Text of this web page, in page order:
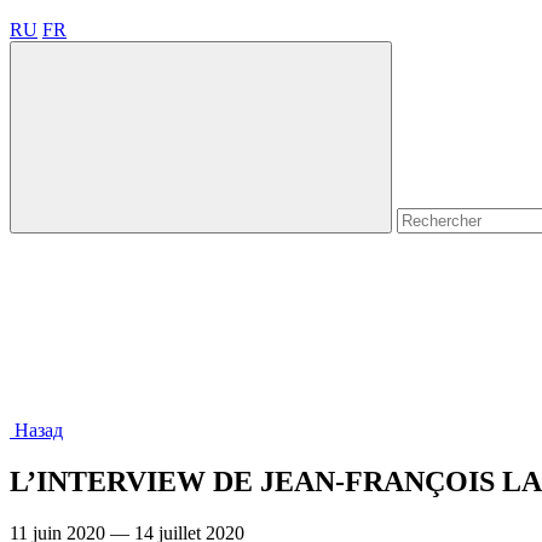
RU FR
Назад
L’INTERVIEW DE JEAN-FRANÇOIS
11 juin 2020 — 14 juillet 2020